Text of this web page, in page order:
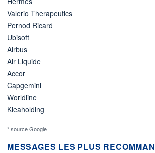
Valerio Therapeutics
Pernod Ricard
Ubisoft
Airbus
Air Liquide
Accor
Capgemini
Worldline
Kleaholding
* source Google
MESSAGES LES PLUS